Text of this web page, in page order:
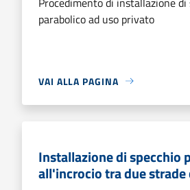
parabolico ad uso privato
VAI ALLA PAGINA
Installazione di specchio
all'incrocio tra due